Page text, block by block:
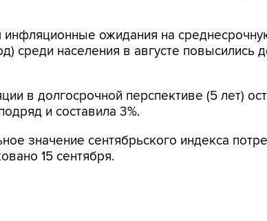
ожидания на
среди населения в августе повысились
в долгосрочной перспективе (5 лет)
и составила 3%.
значение сентябрьского индекса
15 сентября.